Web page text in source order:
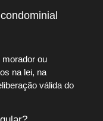
morador ou
na lei, na
válida do